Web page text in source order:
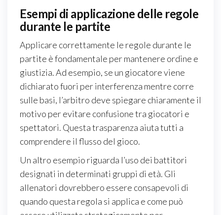
Esempi di applicazione delle regole
durante le partite
Applicare correttamente le regole durante le
partite è fondamentale per mantenere ordine e
giustizia. Ad esempio, se un giocatore viene
dichiarato fuori per interferenza mentre corre
sulle basi, l’arbitro deve spiegare chiaramente il
motivo per evitare confusione tra giocatori e
spettatori. Questa trasparenza aiuta tutti a
comprendere il flusso del gioco.
Un altro esempio riguarda l’uso dei battitori
designati in determinati gruppi di età. Gli
allenatori dovrebbero essere consapevoli di
quando questa regola si applica e come può